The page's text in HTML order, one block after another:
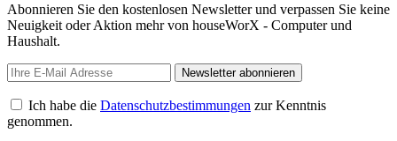
Abonnieren Sie den kostenlosen Newsletter und verpassen Sie keine
Neuigkeit oder Aktion mehr von houseWorX - Computer und
Haushalt.
Newsletter abonnieren
Ich habe die Datenschutzbestimmungen zur Kenntnis
genommen.